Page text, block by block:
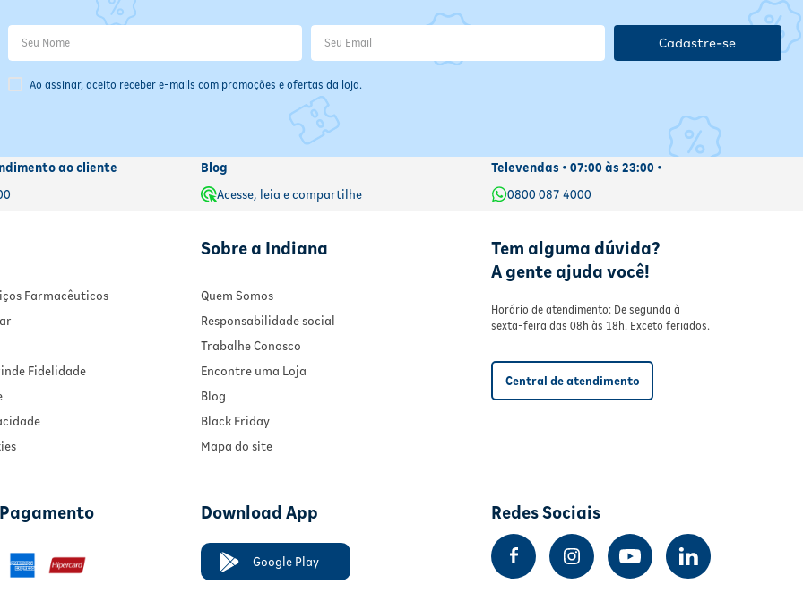
Ao assinar, aceito receber e-mails com promoções e ofertas da loja.
Cadastre-se
ao cliente
Blog
Acesse, leia e compartilhe
Televendas • 07:00 às 23:00 •
0800 087 4000
Farmacêuticos
Fidelidade
Sobre a Indiana
Quem Somos
Responsabilidade social
Trabalhe Conosco
Encontre uma Loja
Blog
Black Friday
Mapa do site
Tem alguma dúvida?
A gente ajuda você!
Horário de atendimento: De segunda à
sexta-feira das 08h às 18h. Exceto feriados.
Central de atendimento
Download App
Google Play
Redes Sociais